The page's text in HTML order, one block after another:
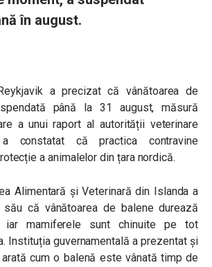
în august.
a precizat că vânătoarea de
până la 31 august, măsură
a unui raport al autorității veterinare
constatat că practica contravine
a animalelor din țara nordică.
Alimentară și Veterinară din Islanda a
că vânătoarea de balene durează
iar mamiferele sunt chinuite pe tot
Instituția guvernamentală a prezentat și
cum o balenă este vânată timp de